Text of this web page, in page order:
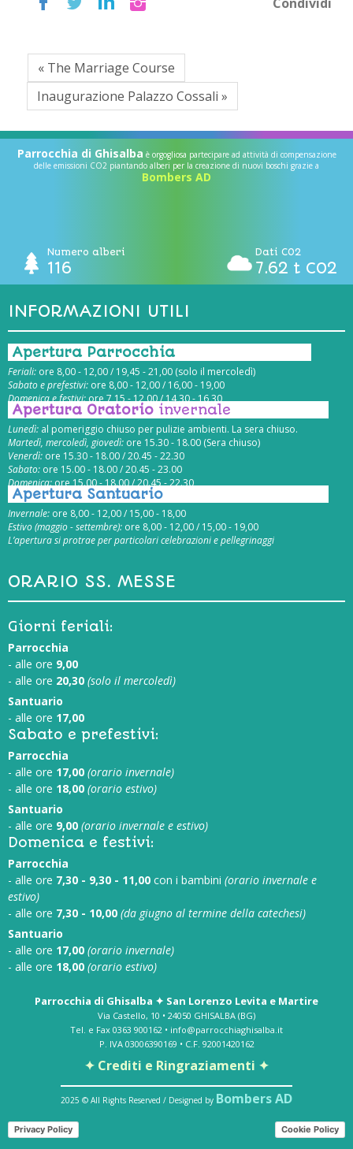
« The Marriage Course
Inaugurazione Palazzo Cossali »
Parrocchia di Ghisalba è orgogliosa partecipare ad attività di compensazione
delle emissioni CO2 piantando alberi per la creazione di nuovi boschi grazie a
Bombers AD
Numero alberi
116
Dati CO2
7.62 t CO2
INFORMAZIONI UTILI
Apertura Parrocchia
Feriali: ore 8,00 - 12,00 / 19,45 - 21,00 (solo il mercoledì)
Sabato e prefestivi: ore 8,00 - 12,00 / 16,00 - 19,00
Domenica e festivi:ore 7,15 - 12,00 / 14,30 - 16,30
Apertura Oratorio invernale
Lunedì: al pomeriggio chiuso per pulizie ambienti. La sera chiuso.
Martedì, mercoledì, giovedì: ore 15.30 - 18.00 (Sera chiuso)
Venerdì: ore 15.30 - 18.00 / 20.45 - 22.30
Sabato: ore 15.00 - 18.00 / 20.45 - 23.00
Domenica:ore 15.00 - 18.00 / 20.45 - 22.30
Apertura Santuario
Invernale: ore 8,00 - 12,00 / 15,00 - 18,00
Estivo (maggio - settembre): ore 8,00 - 12,00 / 15,00 - 19,00
L’apertura si protrae per particolari celebrazioni e pellegrinaggi
ORARIO SS. MESSE
Giorni feriali:
Parrocchia
- alle ore 9,00
- alle ore 20,30 (solo il mercoledì)
Santuario
- alle ore 17,00
Sabato e prefestivi:
Parrocchia
- alle ore 17,00 (orario invernale)
- alle ore 18,00 (orario estivo)
Santuario
- alle ore 9,00 (orario invernale e estivo)
Domenica e festivi:
Parrocchia
- alle ore 7,30 - 9,30 - 11,00 con i bambini (orario invernale e
estivo)
- alle ore 7,30 - 10,00 (da giugno al termine della catechesi)
Santuario
- alle ore 17,00 (orario invernale)
- alle ore 18,00 (orario estivo)
Parrocchia di Ghisalba ✦ San Lorenzo Levita e Martire
Via Castello, 10 • 24050 GHISALBA (BG)
Tel. e Fax 0363 900162 • info@parrocchiaghisalba.it
P. IVA 03006390169 • C.F. 92001420162
✦ Crediti e Ringraziamenti ✦
2025 © All Rights Reserved / Designed by Bombers AD
Privacy Policy Cookie Policy